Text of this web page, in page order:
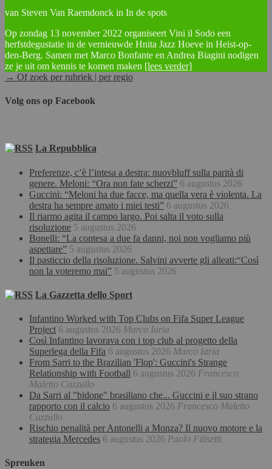
van Steven Van Raemdonck in In de spots
Op zondag 13 november 2022 organiseert Vini il Sodo een
herfstdegustatie in de vernieuwde Hnita Jazz Hoeve in Heist-op-
den-Berg. Samen met Marco Bonfante en Andrea Biagini nodigen
ze je uit om kennis te komen maken [lees verder]
→ Of zoek per rubriek | per regio
Volg ons op Facebook
La Repubblica
Preferenze, c’è l’intesa a destra: nuovbluff sulla parità di
genere. Meloni: “Ora non fate scherzi” 6 augustus 2026
Guccini: “Meloni ha due facce, ma quella vera è violenta. La
destra ha sempre amato i miei testi” 6 augustus 2026
Il riarmo agita il campo largo. Poi salta il voto sulla
risoluzione 5 augustus 2026
Bonelli: “La contesa a due fa danni, noi non vogliamo più
aspettare” 5 augustus 2026
Il pasticcio della risoluzione. Salvini avverte gli alleati:“Così
non la voteremo mai” 5 augustus 2026
La Gazzetta dello Sport
Infantino Worked with Top Clubs on Fifa Super League
Project 6 augustus 2026 Marco Iaria
Così Infantino lavorava con i top club al progetto della
Superlega della Fifa 6 augustus 2026 Marco Iaria
From Sarri to the Brazilian 'Flop': Guccini's Strange
Relationship with Football 6 augustus 2026 Francesco
Maletto Cazzullo
Da Sarri al "bidone" brasiliano che... Guccini e il suo strano
rapporto con il calcio 6 augustus 2026 Francesco Maletto
Cazzullo
Rischio penalità per Antonelli a Monza? Il nuovo motore e la
strategia Mercedes 6 augustus 2026 Paolo Filisetti
Spreuken